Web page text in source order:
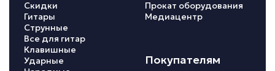
Скидки
Гитары
Струнные
Все для гитар
Клавишные
Ударные
Прокат оборудования
Медиацентр
Покупателям